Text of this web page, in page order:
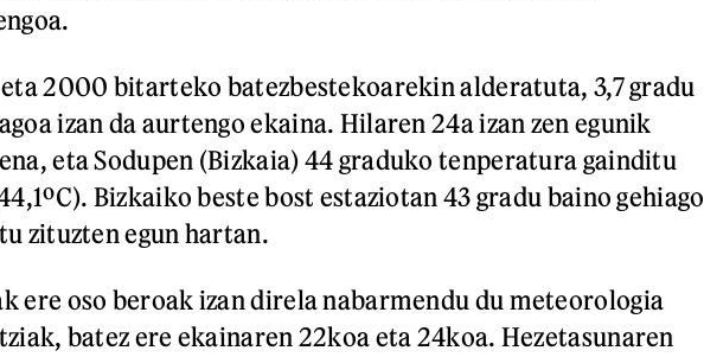
eta 2000 bitarteko batezbestekoarekin alderatuta, 3,7 gradu
izan da aurtengo ekaina. Hilaren 24a izan zen egunik
eta Sodupen (Bizkaia) 44 graduko tenperatura gainditu
Bizkaiko beste bost estaziotan 43 gradu baino gehiago
zituzten egun hartan.
ere oso beroak izan direla nabarmendu du meteorologia
batez ere ekainaren 22koa eta 24koa. Hezetasunaren